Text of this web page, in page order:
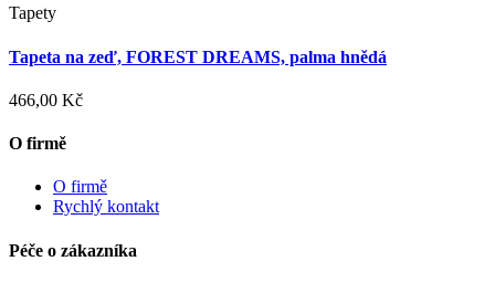
Tapety
Tapeta na zeď, FOREST DREAMS, palma hnědá
466,00 Kč
O firmě
O firmě
Rychlý kontakt
Péče o zákazníka